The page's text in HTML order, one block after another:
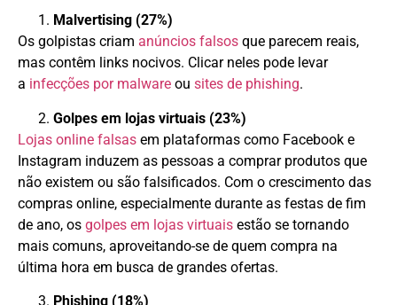
Malvertising (27%)
Os golpistas criam anúncios falsos que parecem reais,
mas contêm links nocivos. Clicar neles pode levar
a infecções por malware ou sites de phishing.
Golpes em lojas virtuais (23%)
Lojas online falsas em plataformas como Facebook e
Instagram induzem as pessoas a comprar produtos que
não existem ou são falsificados. Com o crescimento das
compras online, especialmente durante as festas de fim
de ano, os golpes em lojas virtuais estão se tornando
mais comuns, aproveitando-se de quem compra na
última hora em busca de grandes ofertas.
Phishing (18%)